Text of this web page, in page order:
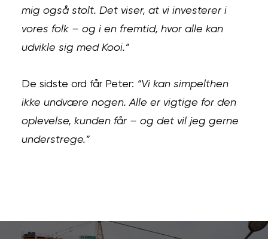
mig også stolt. Det viser, at vi investerer i
vores folk – og i en fremtid, hvor alle kan
udvikle sig med Kooi.”
De sidste ord får Peter: “Vi kan simpelthen
ikke undvære nogen. Alle er vigtige for den
oplevelse, kunden får – og det vil jeg gerne
understrege.”